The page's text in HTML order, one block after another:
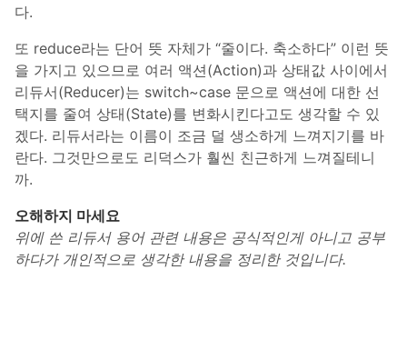
다.
또 reduce라는 단어 뜻 자체가 “줄이다. 축소하다” 이런 뜻
을 가지고 있으므로 여러 액션(Action)과 상태값 사이에서
리듀서(Reducer)는 switch~case 문으로 액션에 대한 선
택지를 줄여 상태(State)를 변화시킨다고도 생각할 수 있
겠다. 리듀서라는 이름이 조금 덜 생소하게 느껴지기를 바
란다. 그것만으로도 리덕스가 훨씬 친근하게 느껴질테니
까.
오해하지 마세요
위에 쓴 리듀서 용어 관련 내용은 공식적인게 아니고 공부
하다가 개인적으로 생각한 내용을 정리한 것입니다.